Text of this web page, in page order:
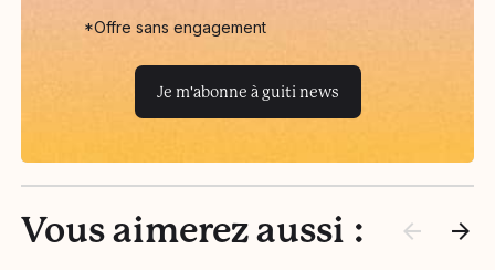
*Offre sans engagement
Je m'abonne à guiti news
Vous aimerez aussi :